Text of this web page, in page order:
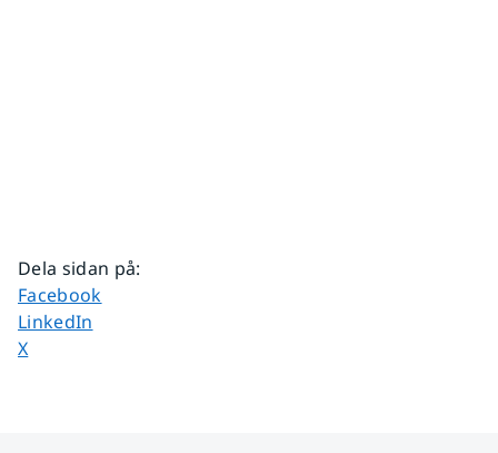
Dela sidan på:
Dela sidan på
Facebook
Dela sidan på
LinkedIn
Dela sidan på
X